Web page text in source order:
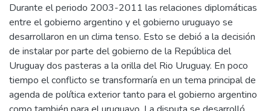
Durante el periodo 2003-2011 las relaciones diplomáticas
entre el gobierno argentino y el gobierno uruguayo se
desarrollaron en un clima tenso. Esto se debió a la decisión
de instalar por parte del gobierno de la República del
Uruguay dos pasteras a la orilla del Rio Uruguay. En poco
tiempo el conflicto se transformaría en un tema principal de
agenda de política exterior tanto para el gobierno argentino